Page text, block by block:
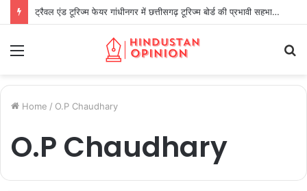
ट्रैवल एंड टूरिज्म फेयर गांधीनगर में छत्तीसगढ़ टूरिज्म बोर्ड की प्रभावी सहभागिता
Home / O.P Chaudhary
O.P Chaudhary